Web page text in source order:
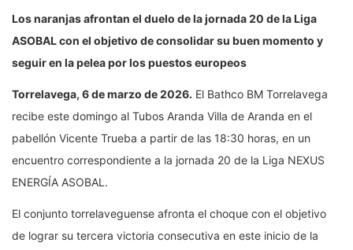
Los naranjas afrontan el duelo de la jornada 20 de la Liga
ASOBAL con el objetivo de consolidar su buen momento y
seguir en la pelea por los puestos europeos
Torrelavega, 6 de marzo de 2026. El Bathco BM Torrelavega
recibe este domingo al Tubos Aranda Villa de Aranda en el
pabellón Vicente Trueba a partir de las 18:30 horas, en un
encuentro correspondiente a la jornada 20 de la Liga NEXUS
ENERGÍA ASOBAL.
El conjunto torrelaveguense afronta el choque con el objetivo
de lograr su tercera victoria consecutiva en este inicio de la